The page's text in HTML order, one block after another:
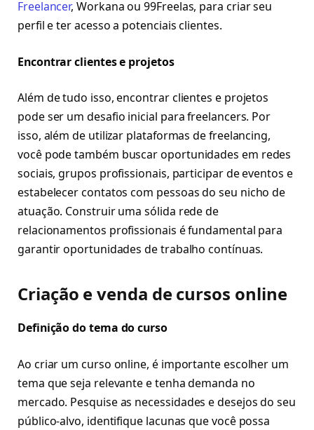
Freelancer, Workana ou 99Freelas, para criar seu
perfil e ter acesso a potenciais clientes.
Encontrar clientes e projetos
Além de tudo isso, encontrar clientes e projetos
pode ser um desafio inicial para freelancers. Por
isso, além de utilizar plataformas de freelancing,
você pode também buscar oportunidades em redes
sociais, grupos profissionais, participar de eventos e
estabelecer contatos com pessoas do seu nicho de
atuação. Construir uma sólida rede de
relacionamentos profissionais é fundamental para
garantir oportunidades de trabalho contínuas.
Criação e venda de cursos online
Definição do tema do curso
Ao criar um curso online, é importante escolher um
tema que seja relevante e tenha demanda no
mercado. Pesquise as necessidades e desejos do seu
público-alvo, identifique lacunas que você possa